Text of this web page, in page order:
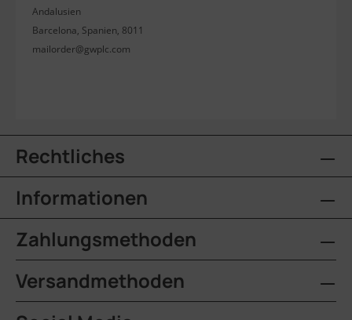
Andalusien
Barcelona, Spanien, 8011
mailorder@gwplc.com
Rechtliches
Informationen
Zahlungsmethoden
Versandmethoden